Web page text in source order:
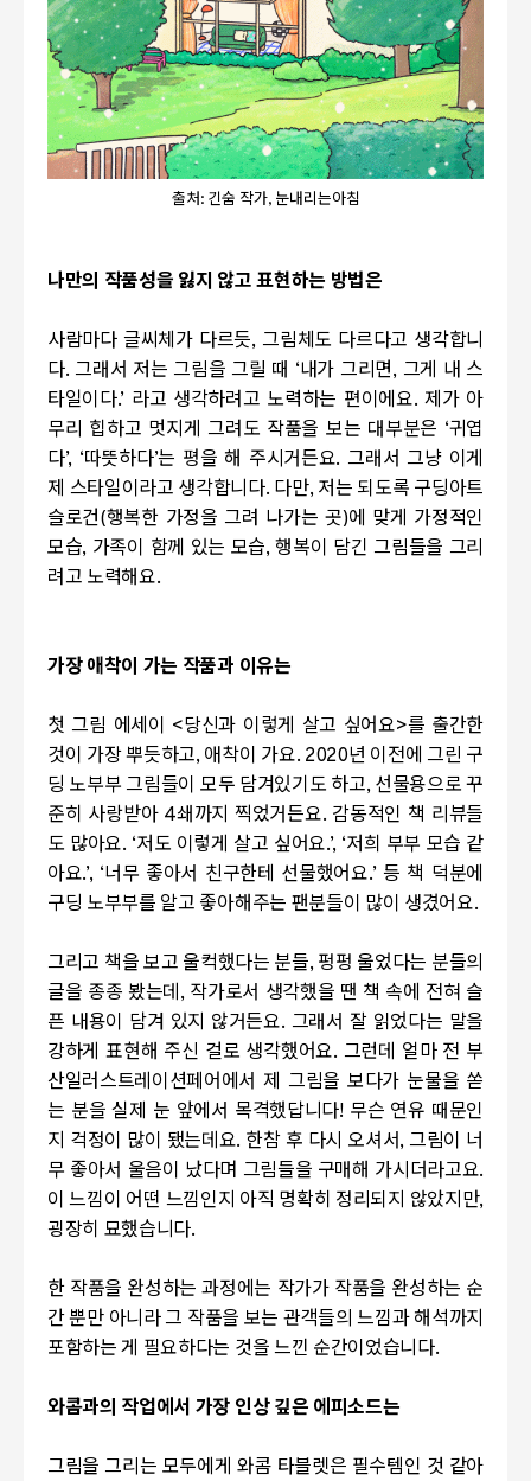
출처: 긴숨 작가, 눈내리는아침
나만의 작품성을 잃지 않고 표현하는 방법은
사람마다 글씨체가 다르듯, 그림체도 다르다고 생각합니
다. 그래서 저는 그림을 그릴 때 ‘내가 그리면, 그게 내 스
타일이다.’ 라고 생각하려고 노력하는 편이에요.제가 아
무리 힙하고 멋지게 그려도 작품을 보는 대부분은 ‘귀엽
다’, ‘따뜻하다’는 평을 해 주시거든요. 그래서 그냥 이게
제 스타일이라고 생각합니다. 다만, 저는 되도록 구딩아트
슬로건(행복한 가정을 그려 나가는 곳)에 맞게 가정적인
모습, 가족이 함께 있는 모습,행복이 담긴 그림들을 그리
려고 노력해요.
가장 애착이 가는 작품과 이유는
첫 그림 에세이 <당신과 이렇게 살고 싶어요>를 출간한
것이 가장 뿌듯하고, 애착이 가요. 2020년 이전에 그린 구
딩 노부부 그림들이 모두 담겨있기도 하고, 선물용으로 꾸
준히 사랑받아 4쇄까지 찍었거든요. 감동적인 책 리뷰들
도 많아요. ‘저도 이렇게 살고 싶어요.’, ‘저희 부부 모습 같
아요.’, ‘너무 좋아서 친구한테 선물했어요.’ 등 책 덕분에
구딩 노부부를 알고 좋아해주는 팬분들이 많이 생겼어요.
그리고 책을 보고 울컥했다는 분들, 펑펑 울었다는 분들의
글을 종종 봤는데, 작가로서 생각했을 땐 책 속에 전혀 슬
픈 내용이 담겨 있지 않거든요. 그래서 잘 읽었다는 말을
강하게 표현해 주신 걸로 생각했어요. 그런데 얼마 전 부
산일러스트레이션페어에서 제 그림을 보다가 눈물을 쏟
는 분을 실제 눈 앞에서 목격했답니다! 무슨 연유 때문인
지 걱정이 많이 됐는데요. 한참 후 다시 오셔서, 그림이 너
무 좋아서 울음이 났다며 그림들을 구매해 가시더라고요.
이 느낌이 어떤 느낌인지 아직 명확히 정리되지 않았지만,
굉장히 묘했습니다.
한 작품을 완성하는 과정에는 작가가 작품을 완성하는 순
간 뿐만 아니라 그 작품을 보는 관객들의 느낌과 해석까지
포함하는 게 필요하다는 것을 느낀 순간이었습니다.
와콤과의 작업에서 가장 인상 깊은 에피소드는
그림을 그리는 모두에게 와콤 타블렛은 필수템인 것 같아